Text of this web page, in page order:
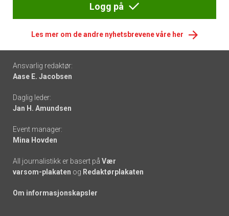
Logg på
Les mer om de andre nyhetsbrevene våre her
Footer
-
links
Ansvarlig redaktør:
Aase E. Jacobsen
Daglig leder:
Jan H. Amundsen
Event manager:
Mina Hovden
All journalistikk er basert på Vær
varsom-plakaten og Redaktørplakaten
Om informasjonskapsler